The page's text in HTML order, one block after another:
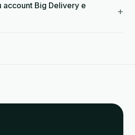
account Big Delivery e
+